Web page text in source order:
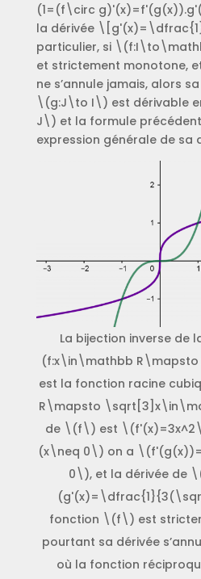
(1=(f\circ
la dérivée
particulier, si
et strictement monotone,
ne s’annule jamais, alors
\(g:J\to I\) est dérivable
J\) et la formule
expression générale de sa
La bijection inverse de
(f:x\in\mathbb
est la fonction racine
R\mapsto
de \(f\) est
(x\neq 0\) on a
0\), et la dérivée de
fonction \(f\) est
pourtant sa dérivée
où la fonction